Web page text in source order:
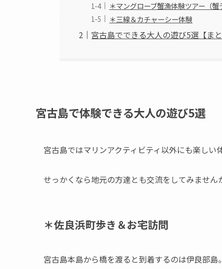
＊マングローブ蟹漁体験ツアー（
＊三線＆カチャーシー体験
宮古島でできる大人の遊び5選【ま
宮古島で体験できる大人の遊び5選
宮古島ではマリンアクティビティ以外にも楽しい
せっかくなら地元の方達とも交流をしてみません
＊佐良浜町歩き＆お宅訪問
宮古島本島から橋を渡ると到着するのは伊良部島